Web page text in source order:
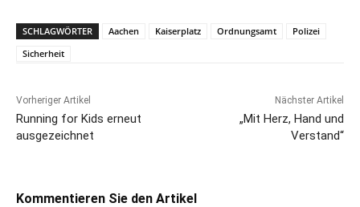
SCHLAGWÖRTER Aachen Kaiserplatz Ordnungsamt
Polizei
Sicherheit
Vorheriger Artikel
Running for Kids erneut
ausgezeichnet
Nächster Artikel
„Mit Herz, Hand und
Verstand“
Kommentieren Sie den Artikel